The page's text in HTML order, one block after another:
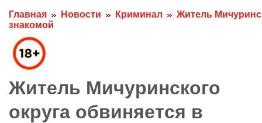
Главная Новости Криминал
Житель
знакомой
Житель Мичуринского
округа обвиняется в